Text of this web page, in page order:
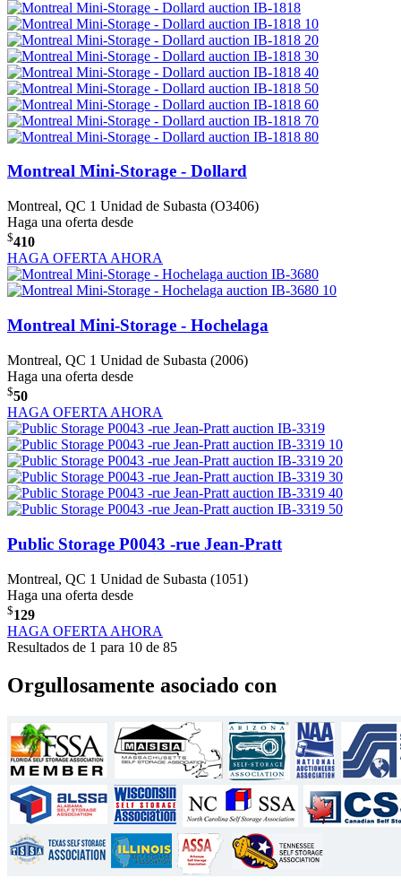
Montreal Mini-Storage - Dollard
Montreal, QC 1 Unidad de Subasta (O3406)
Haga una oferta desde
$410
HAGA OFERTA AHORA
Montreal Mini-Storage - Hochelaga
Montreal, QC 1 Unidad de Subasta (2006)
Haga una oferta desde
$50
HAGA OFERTA AHORA
Public Storage P0043 -rue Jean-Pratt
Montreal, QC 1 Unidad de Subasta (1051)
Haga una oferta desde
$129
HAGA OFERTA AHORA
Resultados de 1 para 10 de 85
Orgullosamente asociado con